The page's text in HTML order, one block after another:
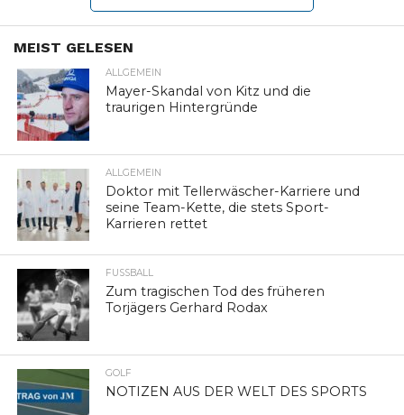
MEIST GELESEN
ALLGEMEIN
Mayer-Skandal von Kitz und die
traurigen Hintergründe
ALLGEMEIN
Doktor mit Tellerwäscher-Karriere und
seine Team-Kette, die stets Sport-
Karrieren rettet
FUSSBALL
Zum tragischen Tod des früheren
Torjägers Gerhard Rodax
GOLF
NOTIZEN AUS DER WELT DES SPORTS